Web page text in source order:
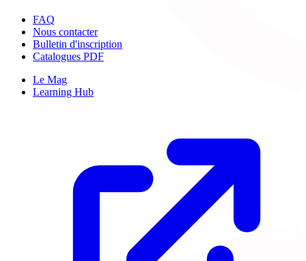
FAQ
Nous contacter
Bulletin d'inscription
Catalogues PDF
Le Mag
Learning Hub